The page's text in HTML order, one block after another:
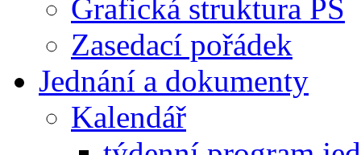
Grafická struktura PS
Zasedací pořádek
Jednání a dokumenty
Kalendář